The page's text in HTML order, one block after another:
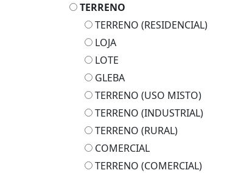
TERRENO
TERRENO (RESIDENCIAL)
LOJA
LOTE
GLEBA
TERRENO (USO MISTO)
TERRENO (INDUSTRIAL)
TERRENO (RURAL)
COMERCIAL
TERRENO (COMERCIAL)